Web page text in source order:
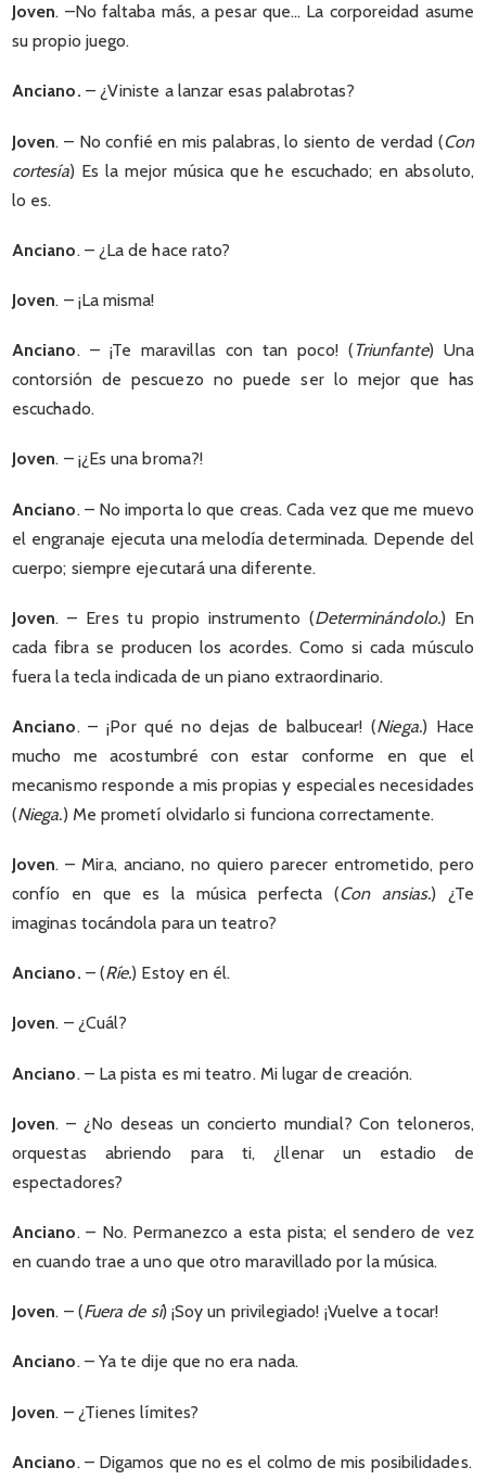
Joven. –No faltaba más, a pesar que… La corporeidad asume
su propio juego.
Anciano. – ¿Viniste a lanzar esas palabrotas?
Joven. – No confié en mis palabras, lo siento de verdad (Con
cortesía) Es la mejor música que he escuchado; en absoluto,
lo es.
Anciano. – ¿La de hace rato?
Joven. – ¡La misma!
Anciano. – ¡Te maravillas con tan poco! (Triunfante) Una
contorsión de pescuezo no puede ser lo mejor que has
escuchado.
Joven. – ¡¿Es una broma?!
Anciano. – No importa lo que creas. Cada vez que me muevo
el engranaje ejecuta una melodía determinada. Depende del
cuerpo; siempre ejecutará una diferente.
Joven. – Eres tu propio instrumento (Determinándolo.) En
cada fibra se producen los acordes. Como si cada músculo
fuera la tecla indicada de un piano extraordinario.
Anciano. – ¡Por qué no dejas de balbucear! (Niega.) Hace
mucho me acostumbré con estar conforme en que el
mecanismo responde a mis propias y especiales necesidades
(Niega.) Me prometí olvidarlo si funciona correctamente.
Joven. – Mira, anciano, no quiero parecer entrometido, pero
confío en que es la música perfecta (Con ansias.) ¿Te
imaginas tocándola para un teatro?
Anciano. – (Ríe.) Estoy en él.
Joven. – ¿Cuál?
Anciano. – La pista es mi teatro. Mi lugar de creación.
Joven. – ¿No deseas un concierto mundial? Con teloneros,
orquestas abriendo para ti, ¿llenar un estadio de
espectadores?
Anciano. – No. Permanezco a esta pista; el sendero de vez
en cuando trae a uno que otro maravillado por la música.
Joven. – (Fuera de sí) ¡Soy un privilegiado! ¡Vuelve a tocar!
Anciano. – Ya te dije que no era nada.
Joven. – ¿Tienes límites?
Anciano. – Digamos que no es el colmo de mis posibilidades.